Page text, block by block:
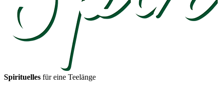
Spirituelles für eine Teelänge